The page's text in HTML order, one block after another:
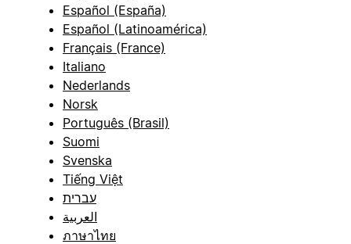
Español (España)
Español (Latinoamérica)
Français (France)
Italiano
Nederlands
Norsk
Português (Brasil)
Suomi
Svenska
Tiếng Việt
עברית
العربية
ภาษาไทย